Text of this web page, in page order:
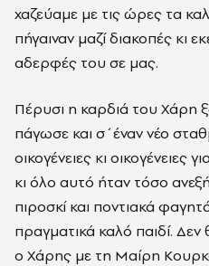
χαζεύαμε με τις ώρες τα
πήγαιναν μαζί διακοπές κι
αδερφές του σε μας.
Πέρυσι η καρδιά του Χάρη
πάγωσε και σ΄έναν νέο
οικογένειες κι οικογένειες
κι όλο αυτό ήταν τόσο
πιροσκί και ποντιακά
πραγματικά καλό παιδί. Δεν
ο Χάρης με τη Μαίρη